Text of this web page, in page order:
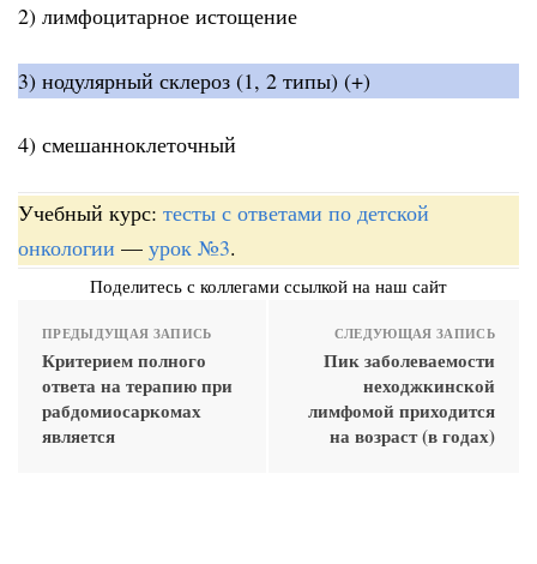
2) лимфоцитарное истощение
3) нодулярный склероз (1, 2 типы) (+)
4) смешанноклеточный
Учебный курс: тесты с ответами по детской
онкологии — урок №3.
Поделитесь с коллегами ссылкой на наш сайт
ПРЕДЫДУЩАЯ ЗАПИСЬ
Критерием полного
ответа на терапию при
рабдомиосаркомах
является
СЛЕДУЮЩАЯ ЗАПИСЬ
Пик заболеваемости
неходжкинской
лимфомой приходится
на возраст (в годах)